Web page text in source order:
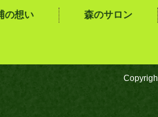
の想い 森のサロン